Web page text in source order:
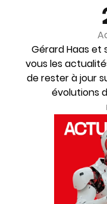
Gérard Haas et
vous les
de rester à jour
évolutions